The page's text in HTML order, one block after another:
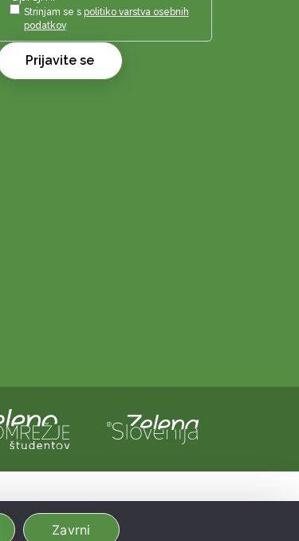
Strinjam se s politiko varstva osebnih
podatkov
Prijavite se
iz evropskega sklada za regionalni razvoj.
za digitalni marketing.
Zavrni